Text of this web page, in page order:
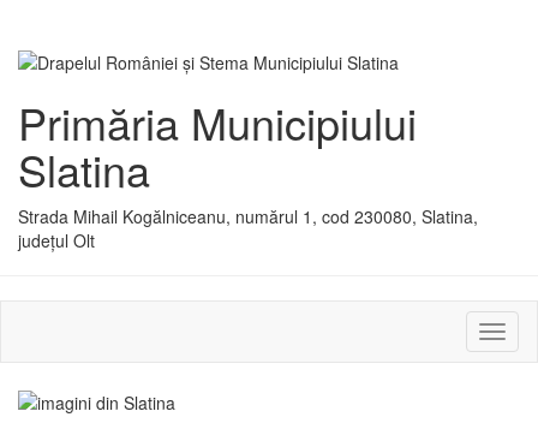
Primăria Municipiului
Slatina
Strada Mihail Kogălniceanu, numărul 1, cod 230080, Slatina,
județul Olt
sau